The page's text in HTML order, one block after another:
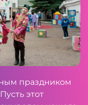
праздником
этот